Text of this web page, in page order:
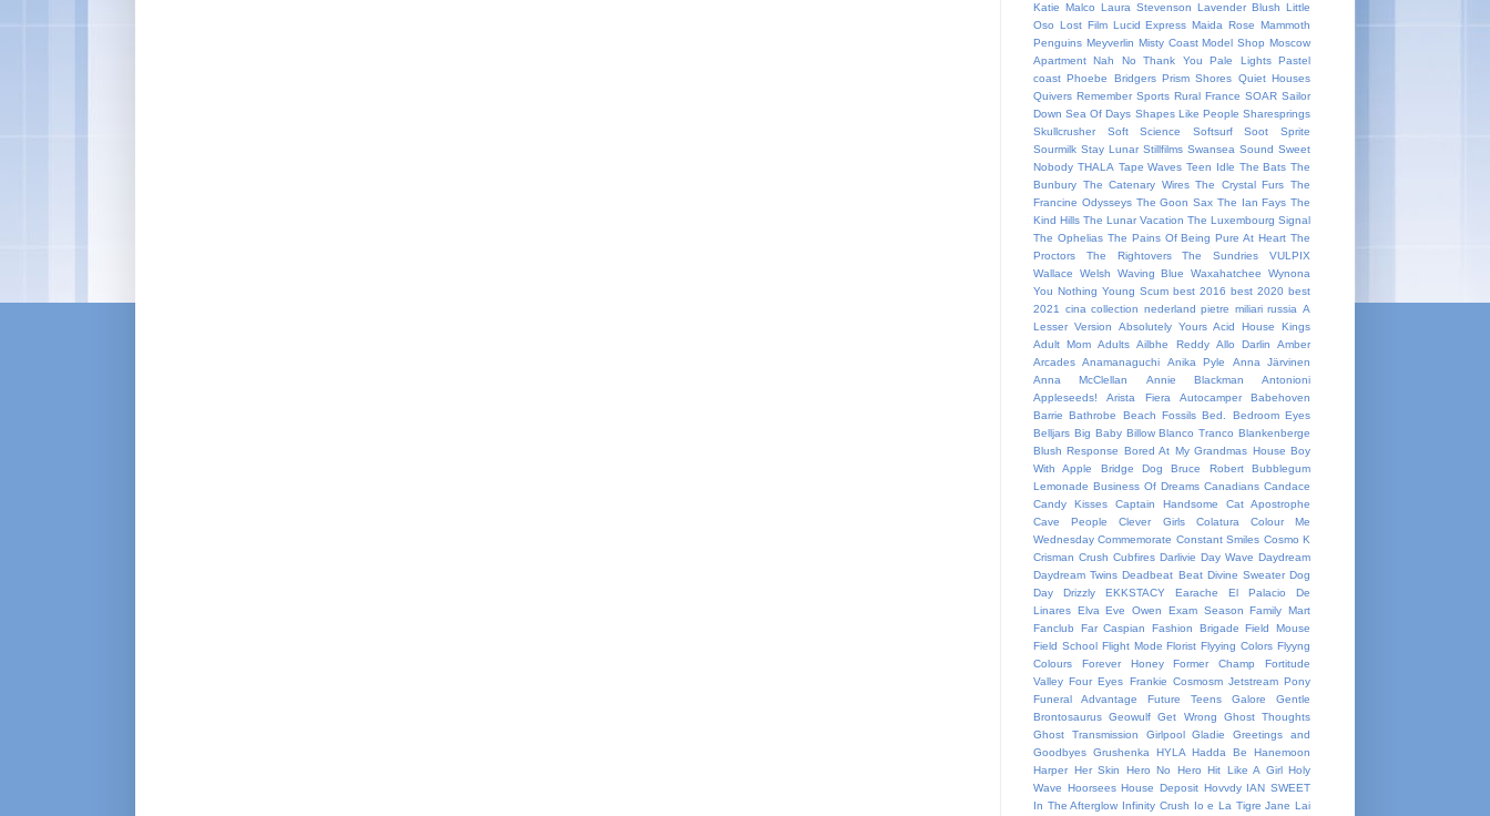
Katie Malco Laura Stevenson Lavender Blush Little
Oso Lost Film Lucid Express Maida Rose Mammoth
Penguins Meyverlin Misty Coast Model Shop Moscow
Apartment Nah No Thank You Pale Lights Pastel
coast Phoebe Bridgers Prism Shores Quiet Houses
Quivers Remember Sports Rural France SOAR Sailor
Down Sea Of Days Shapes Like People Sharesprings
Skullcrusher
Soft Science Softsurf
Soot Sprite
Sourmilk Stay Lunar Stillfilms Swansea Sound Sweet
Nobody THALA Tape Waves Teen Idle The Bats The
Bunbury The Catenary Wires The Crystal Furs The
Francine Odysseys The Goon Sax The Ian Fays The
Kind Hills The Lunar Vacation The Luxembourg Signal
The Ophelias The Pains Of Being Pure At Heart The
Proctors
The Rightovers The Sundries
VULPIX
Wallace Welsh
Waving Blue Waxahatchee
Wynona
You Nothing Young Scum best 2016 best 2020 best
2021
cina collection nederland pietre miliari russia A
Lesser Version
Absolutely Yours Acid House Kings
Adult Mom Adults Ailbhe Reddy Allo Darlin
Amber
Arcades Anamanaguchi Anika Pyle
Anna Järvinen
Anna McClellan
Annie Blackman
Antonioni
Appleseeds!
Arista Fiera Autocamper
Babehoven
Barrie Bathrobe Beach Fossils Bed.
Bedroom Eyes
Belljars Big Baby Billow Blanco Tranco Blankenberge
Blush Response Bored At My Grandmas House Boy
With Apple
Bridge Dog Bruce Robert
Bubblegum
Lemonade Business Of Dreams Canadians Candace
Candy Kisses
Captain Handsome
Cat Apostrophe
Cave People
Clever Girls Colatura
Colour Me
Wednesday Commemorate Constant Smiles Cosmo K
Crisman Crush Cubfires Darlivie Day Wave Daydream
Daydream Twins Deadbeat Beat Divine Sweater Dog
Day
Drizzly EKKSTACY Earache
El Palacio De
Linares Elva Eve Owen Exam Season Family Mart
Fanclub
Far Caspian Fashion Brigade Field Mouse
Field School Flight Mode Florist Flyying Colors Flyyng
Colours
Forever Honey Former Champ
Fortitude
Valley Four Eyes Frankie Cosmosm Jetstream Pony
Funeral Advantage
Future Teens Galore
Gentle
Brontosaurus Geowulf Get Wrong
Ghost Thoughts
Ghost Transmission
Girlpool Gladie
Greetings and
Goodbyes Grushenka HYLA Hadda Be
Hanemoon
Harper Her Skin Hero No Hero Hit Like A Girl Holy
Wave Hoorsees House Deposit Hovvdy IAN SWEET
In The Afterglow Infinity Crush Io e La Tigre Jane Lai